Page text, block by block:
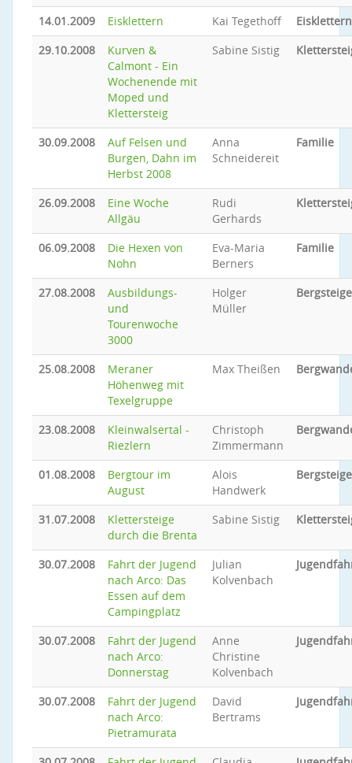
14.01.2009 Eisklettern Kai Tegethoff
Eisklettern
29.10.2008
Kurven &
Calmont - Ein
Wochenende mit
Moped und
Klettersteig
Sabine Sistig
30.09.2008
Auf Felsen und
Burgen, Dahn im
Herbst 2008
Anna
Schneidereit
Familie
26.09.2008
Eine Woche
Allgäu
Rudi
Gerhards
06.09.2008
Die Hexen von
Nohn
Eva-Maria
Berners
Familie
27.08.2008
Ausbildungs-
und
Tourenwoche
3000
Holger
Müller
25.08.2008
Meraner
Höhenweg mit
Texelgruppe
Max Theißen
23.08.2008
Kleinwalsertal -
Riezlern
Christoph
Zimmermann
01.08.2008
Bergtour im
August
Alois
Handwerk
31.07.2008
Klettersteige
durch die Brenta
Sabine Sistig
30.07.2008
Fahrt der Jugend
nach Arco: Das
Essen auf dem
Campingplatz
Julian
Kolvenbach
30.07.2008
Fahrt der Jugend
nach Arco:
Donnerstag
Anne
Christine
Kolvenbach
30.07.2008
Fahrt der Jugend
nach Arco:
Pietramurata
David
Bertrams